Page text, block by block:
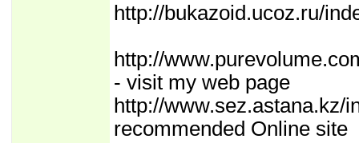
http://bukazoid.ucoz.ru/
http://
- visit my web page
http://www.sez.astana.kz/
recommended Online site